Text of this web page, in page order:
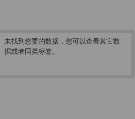
未找到您要的数据，您可以查看其它数
据或者同类标签。